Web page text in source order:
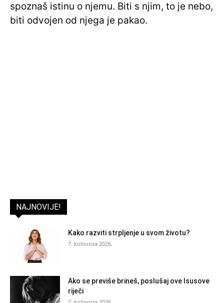
spoznaš istinu o njemu. Biti s njim, to je nebo,
biti odvojen od njega je pakao.
NAJNOVIJE!
Kako razviti strpljenje u svom životu?
7. kolovoza 2026.
Ako se previše brineš, poslušaj ove Isusove
riječi